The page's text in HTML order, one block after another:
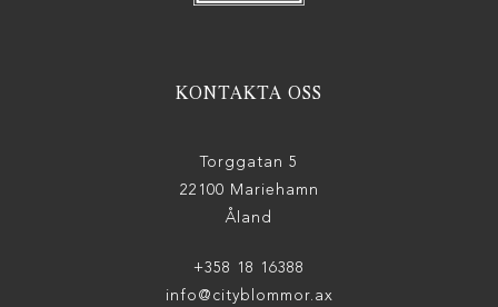
KONTAKTA OSS
Torggatan 5
22100 Mariehamn
Åland
+358 18 16388
info@cityblommor.ax